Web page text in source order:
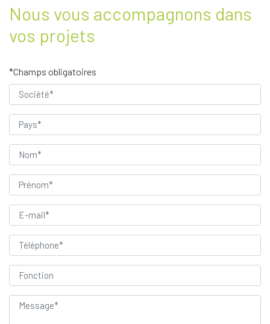
Nous vous accompagnons dans
vos projets
*Champs obligatoires